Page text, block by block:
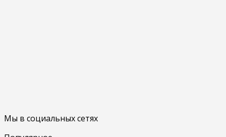
Мы в социальных сетях